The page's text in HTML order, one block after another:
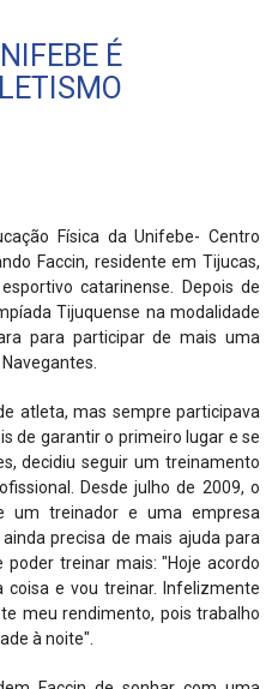
É
Física da Unifebe- Centro
Faccin, residente em Tijucas,
catarinense. Depois de
Tijuquense na modalidade
para participar de mais uma
atleta, mas sempre participava
de garantir o primeiro lugar e se
decidiu seguir um treinamento
Desde julho de 2009, o
um treinador e uma empresa
precisa de mais ajuda para
treinar mais: "Hoje acordo
e vou treinar. Infelizmente
meu rendimento, pois trabalho
à noite".